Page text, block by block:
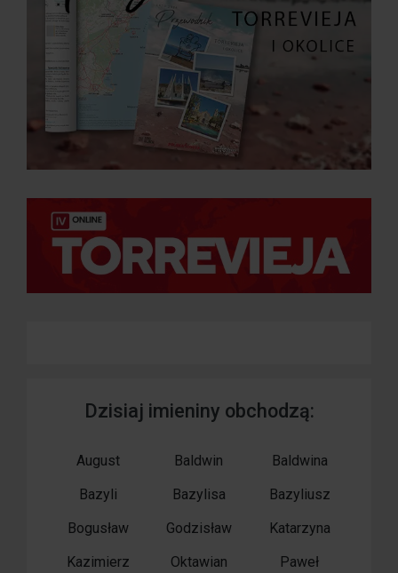
Dzisiaj imieniny obchodzą:
August Baldwin
Baldwina
Bazyli
Bazylisa
Bazyliusz
Bogusław
Godzisław
Katarzyna
Kazimierz
Oktawian Paweł